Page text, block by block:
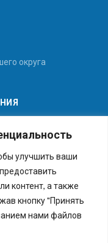
улучшить ваши
контент, а также
кнопку "Принять
нами файлов
округа
газет
муниципальное